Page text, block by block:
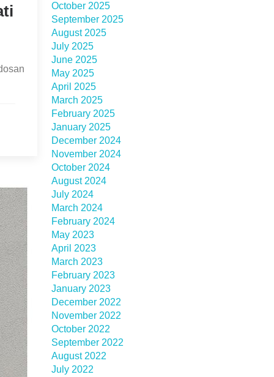
October 2025
September 2025
August 2025
July 2025
June 2025
May 2025
April 2025
March 2025
February 2025
January 2025
December 2024
November 2024
October 2024
August 2024
July 2024
March 2024
February 2024
May 2023
April 2023
March 2023
February 2023
January 2023
December 2022
November 2022
October 2022
September 2022
August 2022
July 2022